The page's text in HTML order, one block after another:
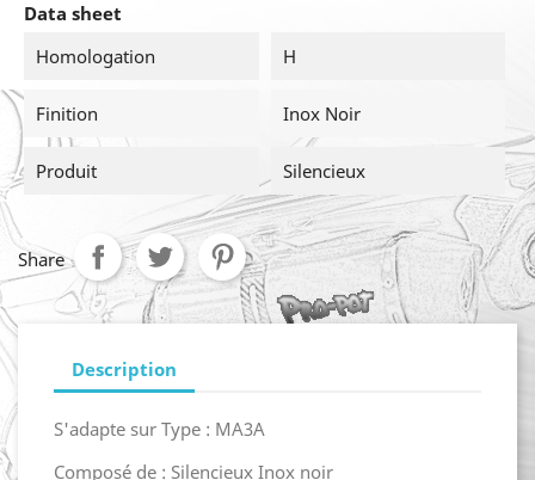
Data sheet
Homologation
H
Finition Inox Noir
Produit Silencieux
Share
Description
S'adapte sur Type : MA3A
Composé de : Silencieux Inox noir